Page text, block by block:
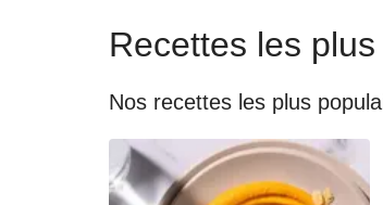
Recettes les
Nos recettes les plus